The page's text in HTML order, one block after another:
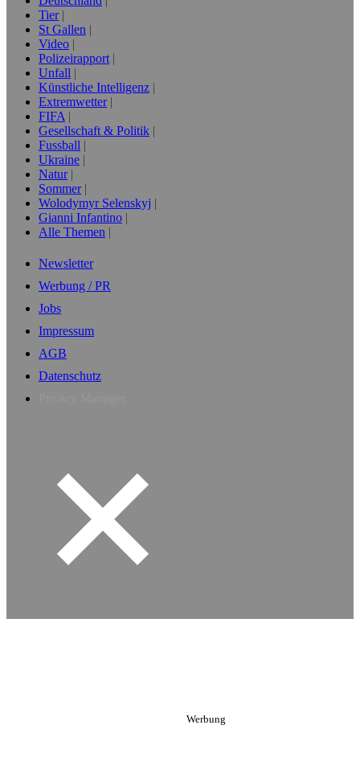
Tier
St Gallen
Video
Polizeirapport
Unfall
Künstliche Intelligenz
Extremwetter
FIFA
Gesellschaft & Politik
Fussball
Ukraine
Natur
Sommer
Wolodymyr Selenskyj
Gianni Infantino
Alle Themen
Newsletter
Werbung / PR
Jobs
Impressum
AGB
Datenschutz